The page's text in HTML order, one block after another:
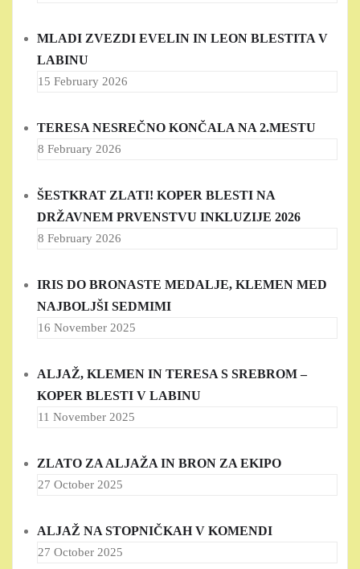
MLADI ZVEZDI EVELIN IN LEON BLESTITA V
LABINU
15 February 2026
TERESA NESREČNO KONČALA NA 2.MESTU
8 February 2026
ŠESTKRAT ZLATI! KOPER BLESTI NA
DRŽAVNEM PRVENSTVU INKLUZIJE 2026
8 February 2026
IRIS DO BRONASTE MEDALJE, KLEMEN MED
NAJBOLJŠI SEDMIMI
16 November 2025
ALJAŽ, KLEMEN IN TERESA S SREBROM –
KOPER BLESTI V LABINU
11 November 2025
ZLATO ZA ALJAŽA IN BRON ZA EKIPO
27 October 2025
ALJAŽ NA STOPNIČKAH V KOMENDI
27 October 2025